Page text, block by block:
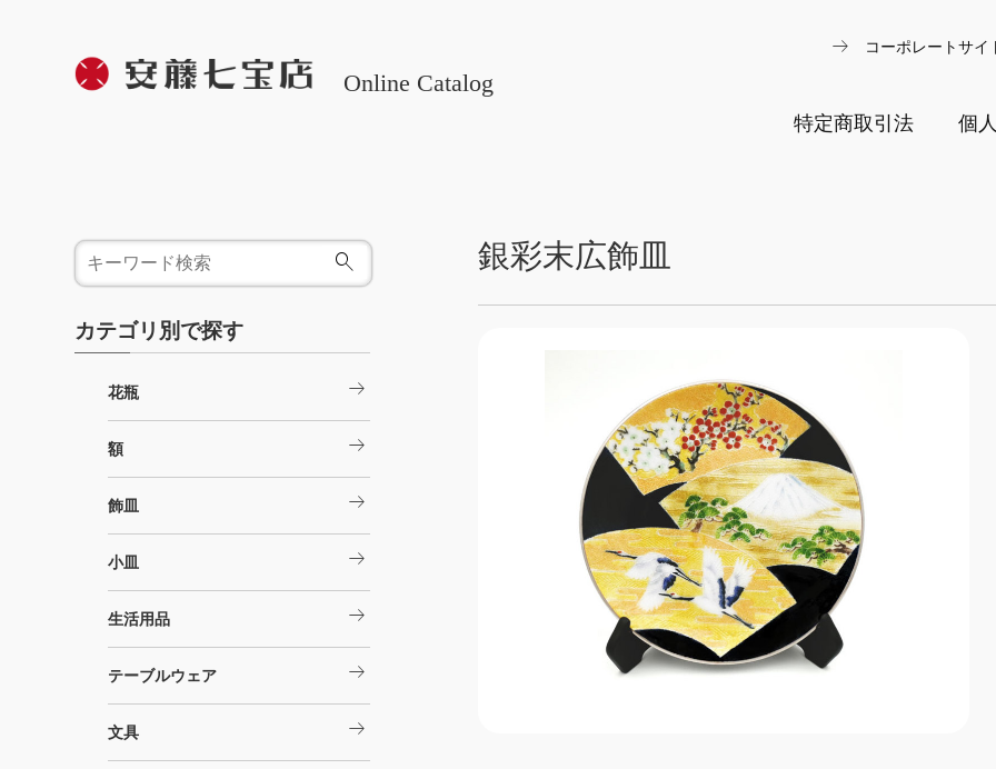
Online Catalog
arrow_right_alt コーポレートサイ
特定商取引法 個
銀彩末広飾皿
カテゴリ別で探す
花瓶 arrow_right_alt
額 arrow_right_alt
飾皿 arrow_right_alt
小皿 arrow_right_alt
生活用品 arrow_right_alt
テーブルウェア arrow_right_alt
文具 arrow_right_alt